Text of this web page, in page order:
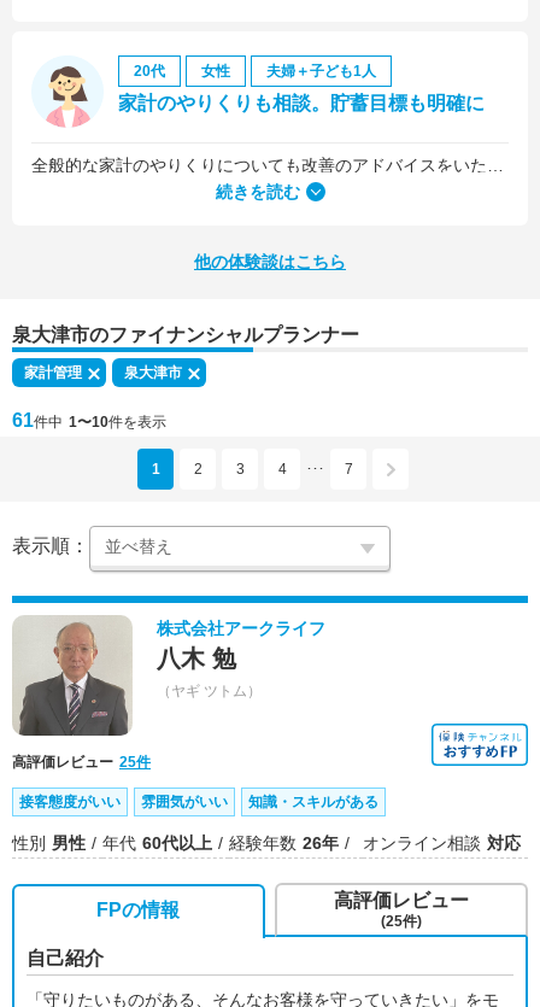
20代 女性 夫婦＋子ども1人
家計のやりくりも相談。貯蓄目標も明確に
続きを読む
他の体験談はこちら
泉大津市のファイナンシャルプランナー
家計管理 泉大津市
61件中 1〜10件を表示
1 2 3 4 ･･･ 7
表示順：
株式会社アークライフ
八木 勉
（ヤギ ツトム）
高評価レビュー 25件
接客態度がいい 雰囲気がいい 知識・スキルがある
性別 男性 年代 60代以上 経験年数 26年 オンライン相談 対応
FPの情報
自己紹介
「守りたいものがある、そんなお客様を守っていきたい」をモ
高評価レビュー
(25件)